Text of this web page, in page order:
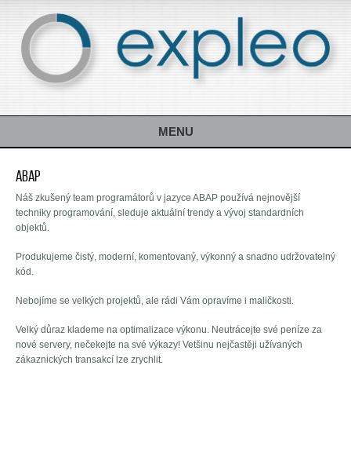
MENU
ABAP
Náš zkušený team programátorů v jazyce ABAP používá nejnovější
techniky programování, sleduje aktuální trendy a vývoj standardních
objektů.
Produkujeme čistý, moderní, komentovaný, výkonný a snadno udržovatelný
kód.
Nebojíme se velkých projektů, ale rádi Vám opravíme i maličkosti.
Velký důraz klademe na optimalizace výkonu. Neutrácejte své peníze za
nové servery, nečekejte na své výkazy! Vetšinu nejčastěji užívaných
zákaznických transakcí lze zrychlit.